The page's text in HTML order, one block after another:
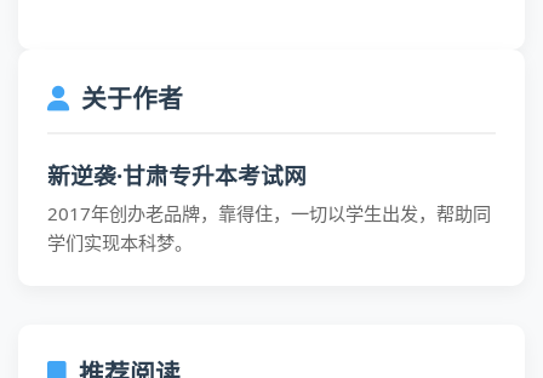
关于作者
新逆袭·甘肃专升本考试网
2017年创办老品牌，靠得住，一切以学生出发，帮助同
学们实现本科梦。